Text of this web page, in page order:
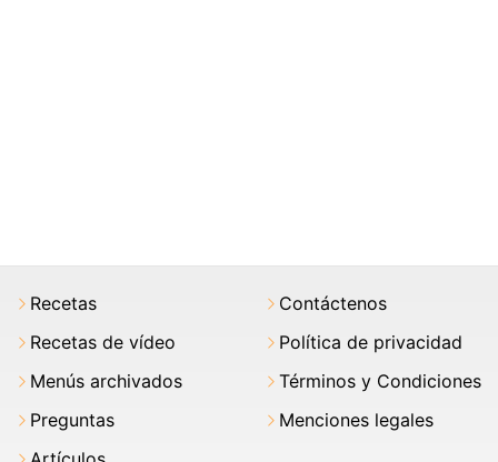
Recetas
Recetas de vídeo
Menús archivados
Preguntas
Contáctenos
Política de privacidad
Términos y Condiciones
Menciones legales